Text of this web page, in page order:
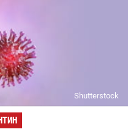
Shutterstock